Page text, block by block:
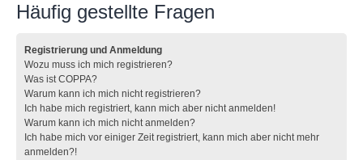
Häufig gestellte Fragen
Registrierung und Anmeldung
Wozu muss ich mich registrieren?
Was ist COPPA?
Warum kann ich mich nicht registrieren?
Ich habe mich registriert, kann mich aber nicht anmelden!
Warum kann ich mich nicht anmelden?
Ich habe mich vor einiger Zeit registriert, kann mich aber nicht mehr
anmelden?!